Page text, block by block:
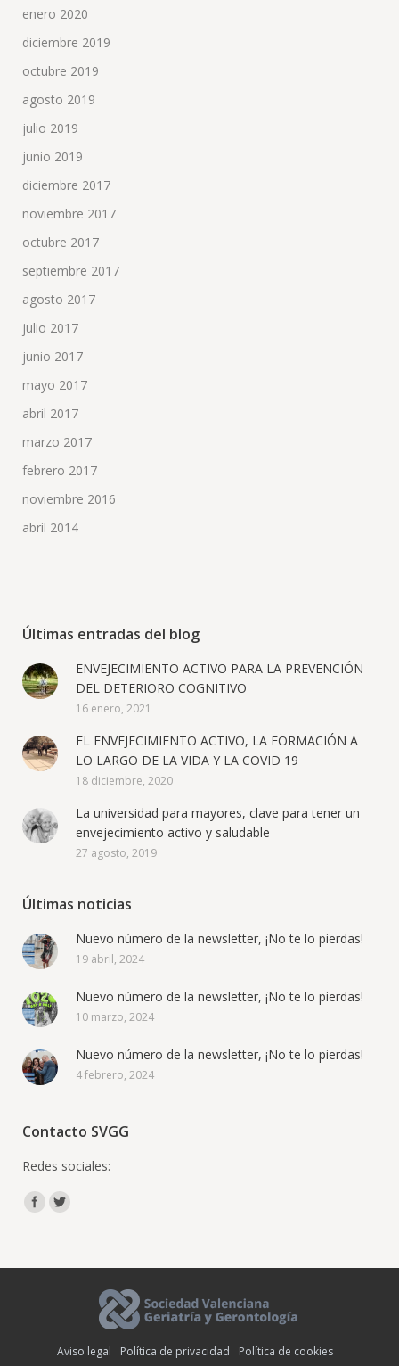
enero 2020
diciembre 2019
octubre 2019
agosto 2019
julio 2019
junio 2019
diciembre 2017
noviembre 2017
octubre 2017
septiembre 2017
agosto 2017
julio 2017
junio 2017
mayo 2017
abril 2017
marzo 2017
febrero 2017
noviembre 2016
abril 2014
Últimas entradas del blog
ENVEJECIMIENTO ACTIVO PARA LA PREVENCIÓN
DEL DETERIORO COGNITIVO
16 enero, 2021
EL ENVEJECIMIENTO ACTIVO, LA FORMACIÓN A
LO LARGO DE LA VIDA Y LA COVID 19
18 diciembre, 2020
La universidad para mayores, clave para tener un
envejecimiento activo y saludable
27 agosto, 2019
Últimas noticias
Nuevo número de la newsletter, ¡No te lo pierdas!
19 abril, 2024
Nuevo número de la newsletter, ¡No te lo pierdas!
10 marzo, 2024
Nuevo número de la newsletter, ¡No te lo pierdas!
4 febrero, 2024
Contacto SVGG
Redes sociales:
Encuéntranos en:
Aviso legal Política de privacidad Política de cookies